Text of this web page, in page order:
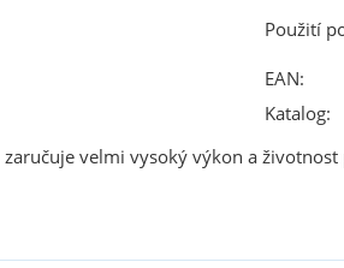
Použití
EAN:
Katalog:
zaručuje velmi vysoký výkon a